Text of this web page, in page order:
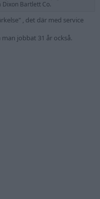
Bartlett Co.
, det där med service
jobbat 31 år också.